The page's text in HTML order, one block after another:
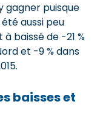
gagner puisque
aussi peu
baissé de -21 %
et -9 % dans
baisses et